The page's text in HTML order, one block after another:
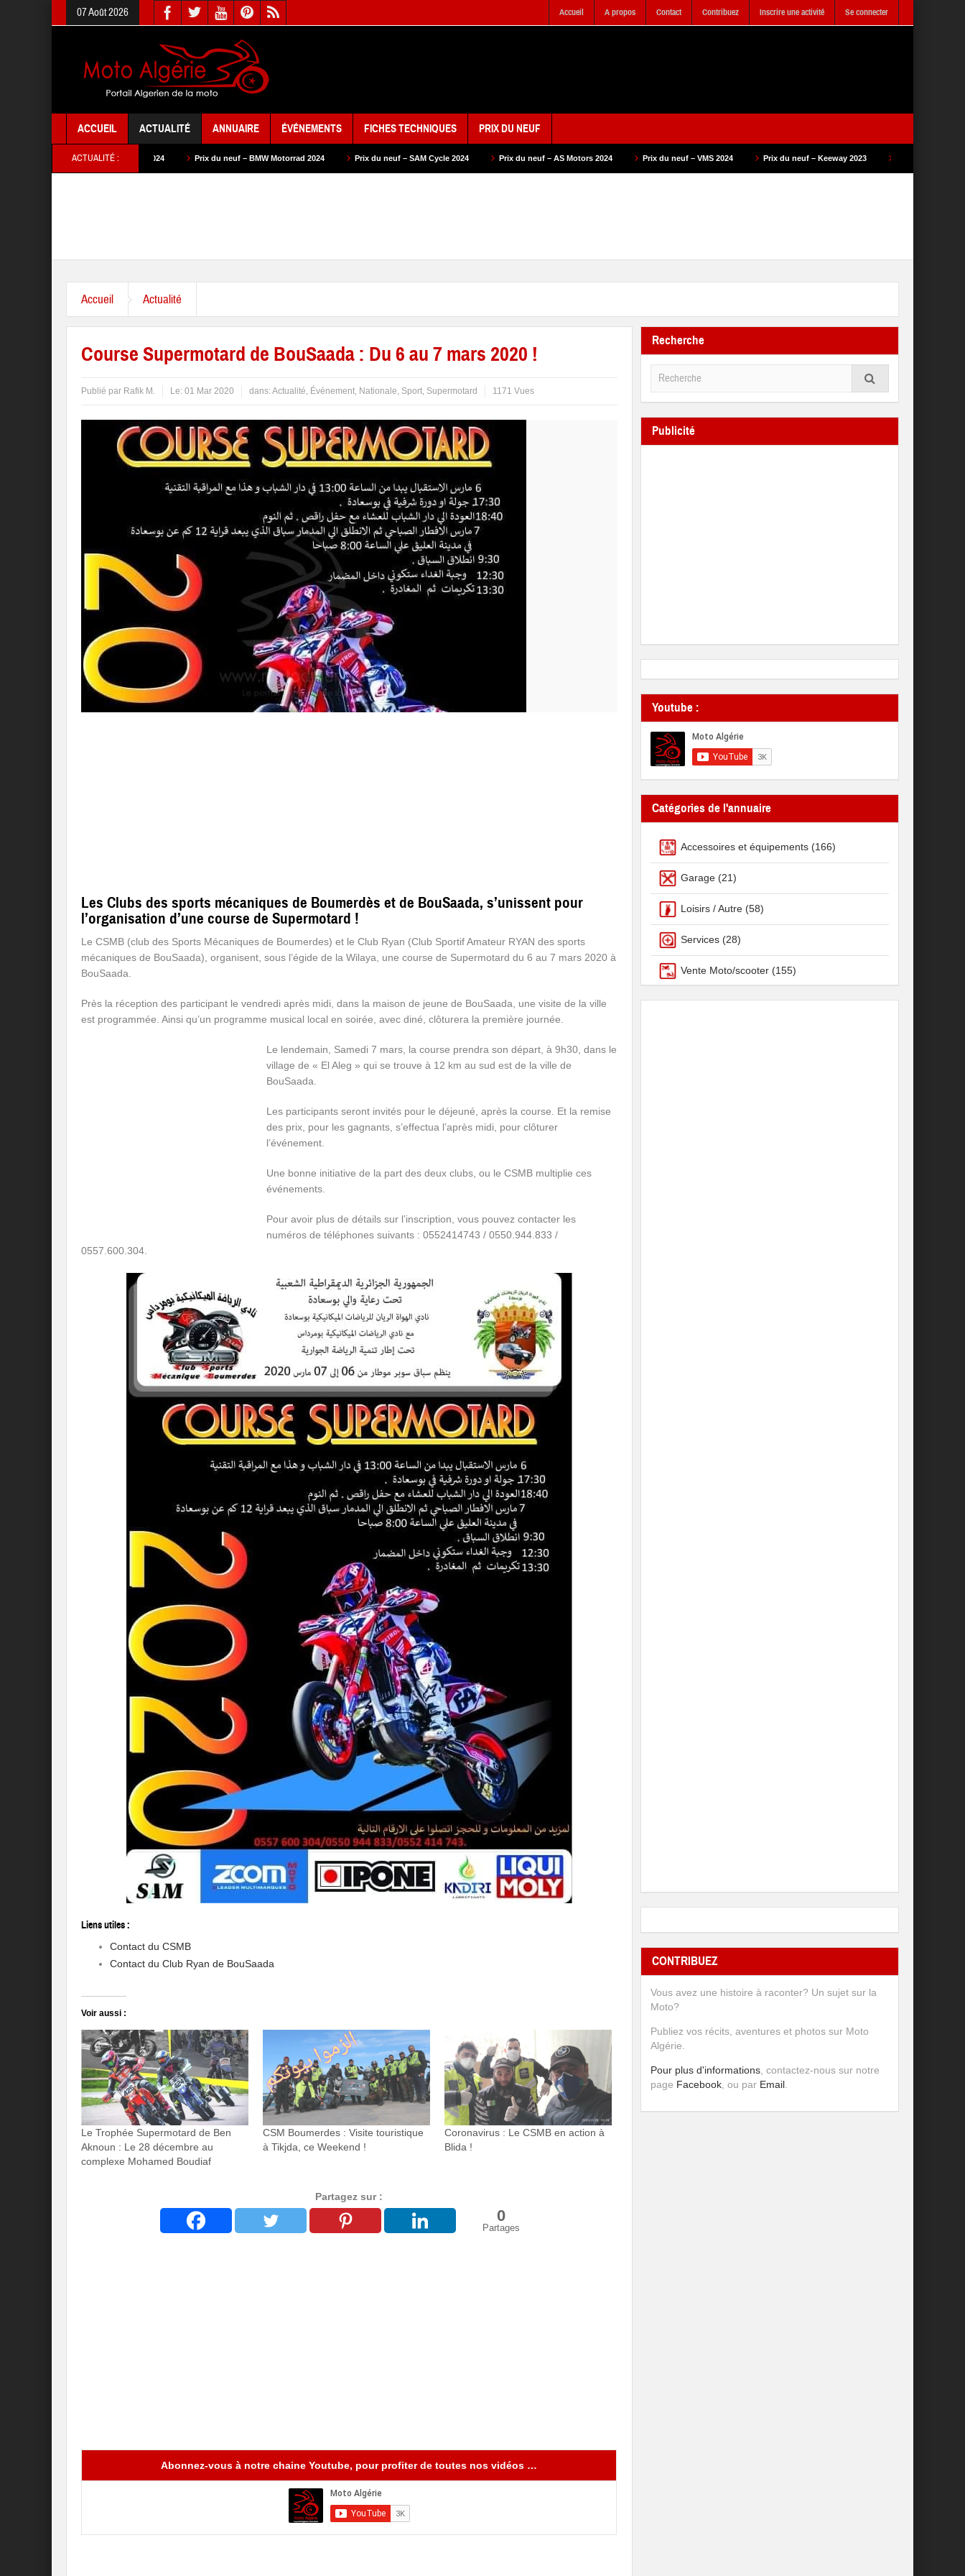
07 Août 2026 Accueil A propos Contact Contribuez Inscrire une activité Se connecter
ACCUEIL ACTUALITÉ ANNUAIRE ÉVÉNEMENTS FICHES TECHNIQUES PRIX DU NEUF
ACTUALITÉ :
du neuf – SYM 2024 Prix du neuf – BMW Motorrad 2024 Prix du neuf – SAM Cycle 2024 Prix du neuf – AS Motors 2024 Prix du neuf – VMS 2024 Prix du neuf – Keeway 2023 Prix du neuf – SAM Cycle 2023
Accueil Actualité
Course Supermotard de BouSaada : Du 6 au 7 mars 2020 !
Publié par Rafik M. Le: 01 Mar 2020 dans:Actualité, Événement, Nationale, Sport, Supermotard 1171 Vues
Les Clubs des sports mécaniques de Boumerdès et de BouSaada, s’unissent pour
l’organisation d’une course de Supermotard !
Le CSMB (club des Sports Mécaniques de Boumerdes) et le Club Ryan (Club Sportif Amateur RYAN des sports
mécaniques de BouSaada), organisent, sous l’égide de la Wilaya, une course de Supermotard du 6 au 7 mars 2020 à
BouSaada.
Près la réception des participant le vendredi après midi, dans la maison de jeune de BouSaada, une visite de la ville
est programmée. Ainsi qu’un programme musical local en soirée, avec diné, clôturera la première journée.
Le lendemain, Samedi 7 mars, la course prendra son départ, à 9h30, dans le
village de « El Aleg » qui se trouve à 12 km au sud est de la ville de
BouSaada.
Les participants seront invités pour le déjeuné, après la course. Et la remise
des prix, pour les gagnants, s’effectua l’après midi, pour clôturer
l’événement.
Une bonne initiative de la part des deux clubs, ou le CSMB multiplie ces
événements.
Pour avoir plus de détails sur l’inscription, vous pouvez contacter les
numéros de téléphones suivants : 0552414743 / 0550.944.833 /
0557.600.304.
Liens utiles :
Contact du CSMB
Contact du Club Ryan de BouSaada
Voir aussi :
Le Trophée Supermotard de Ben
Aknoun : Le 28 décembre au
complexe Mohamed Boudiaf
CSM Boumerdes : Visite touristique
à Tikjda, ce Weekend !
Coronavirus : Le CSMB en action à
Blida !
Partagez sur :
0
Partages
Abonnez-vous à notre chaine Youtube, pour profiter de toutes nos vidéos …
Recherche
Publicité
Youtube :
Catégories de l'annuaire
Accessoires et équipements (166)
Garage (21)
Loisirs / Autre (58)
Services (28)
Vente Moto/scooter (155)
CONTRIBUEZ
Vous avez une histoire à raconter? Un sujet sur la
Moto?
Publiez vos récits, aventures et photos sur Moto
Algérie.
Pour plus d'informations , contactez-nous sur notre
page Facebook , ou par Email